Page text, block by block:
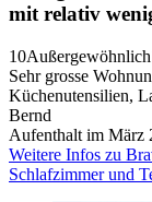
mit relativ
10Außergewöhnlich
Sehr grosse
Küchenutensilien,
Bernd
Aufenthalt im März
Weitere Infos zu
Schlafzimmer und